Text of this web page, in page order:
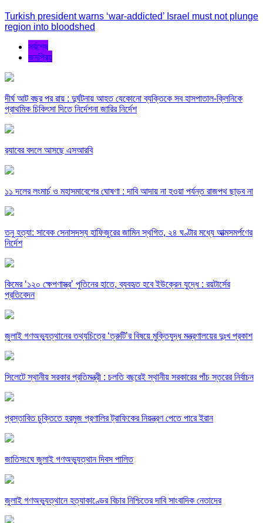
Turkish president warns ‘war-addicted’ Israel must not plunge
region into bloodshed
সর্বশেষ
জনপ্রিয়
দীর্ঘ আট বছর পর রায় : দুর্ঘটনায় আহত যেকোনো ব্যক্তিকে সব হাসপাতাল-ক্লিনিকে
প্রাথমিক চিকিৎসা দিতে নির্দেশনা জারির নির্দেশ
র‍্যাবের বদলে আসছে এসআরবি
১১ দলের লংমার্চ ও মহাসমাবেশের ঘোষণা : দাবি আদায় না হওয়া পর্যন্ত রাজপথ ছাড়ব না
তনু হত্যা: সাবেক সেনাসদস্য হাফিজুরের জামিন স্থগিত, ২৪ ঘণ্টার মধ্যে আত্মসমর্পণের
নির্দেশ
কিমের ‘১২০ ক্ষেপণাস্ত্র’ পুতিনের হাতে, ব্যবহৃত হবে ইউক্রেন যুদ্ধে : রয়টার্সের
প্রতিবেদন
জুলাই গণঅভ্যুত্থানের তথ্যচিত্রে ‘ত্রুটি’র বিষয়ে মুক্তিযুদ্ধ মন্ত্রণালয়ের দুঃখ প্রকাশ
সিলেটে স্থানীয় সরকার প্রতিমন্ত্রী : চলতি বছরেই স্থানীয় সরকারের পাঁচ স্তরের নির্বাচন
প্রস্তাবিত চুক্তিতে হরমুজ প্রণালির ট্রাফিকের নিয়ন্ত্রণ পেতে পারে ইরান
জাতিসংঘে জুলাই গণঅভ্যুত্থান দিবস পালিত
জুলাই গণঅভ্যুত্থানে হত্যাকাণ্ডের বিচার নিশ্চিতের দাবি সাংবাদিক নেতাদের